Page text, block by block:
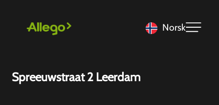
Norsk
Spreeuwstraat 2 Leerdam